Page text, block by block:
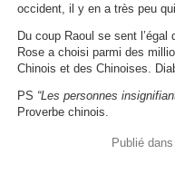
occident, il y en a très peu
Du coup Raoul se sent l’égal
Rose a choisi parmi des
Chinois et des Chinoises.
PS “Les personnes
Proverbe chinois.
Publié dans